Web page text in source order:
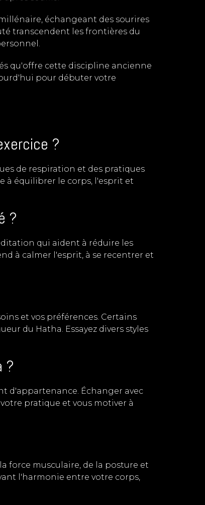
échangeant des sourires
transcendent les frontières du
qu'offre cette discipline ancienne
pour débuter votre
?
de respiration et des pratiques
à équilibrer le corps, l'esprit et
?
qui aident à réduire les
à calmer l'esprit, à se recentrer et
et vos préférences. Certains
du Hatha. Essayez divers styles
?
d'appartenance. Échanger avec
pratique et vous motiver à
force musculaire, de la posture et
l'harmonie entre votre corps,